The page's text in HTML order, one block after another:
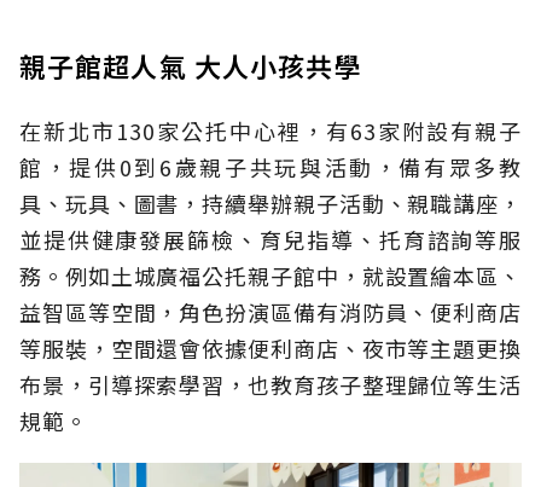
親子館超人氣 大人小孩共學
在新北市130家公托中心裡，有63家附設有親子
館，提供0到6歲親子共玩與活動，備有眾多教
具、玩具、圖書，持續舉辦親子活動、親職講座，
並提供健康發展篩檢、育兒指導、托育諮詢等服
務。例如土城廣福公托親子館中，就設置繪本區、
益智區等空間，角色扮演區備有消防員、便利商店
等服裝，空間還會依據便利商店、夜市等主題更換
布景，引導探索學習，也教育孩子整理歸位等生活
規範。